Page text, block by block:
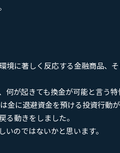
境に著しく反応する金融商品、
が起きても換金が可能と言う特
に退避資金を預ける投資行動が
る動きをしました。
のではないかと思います。